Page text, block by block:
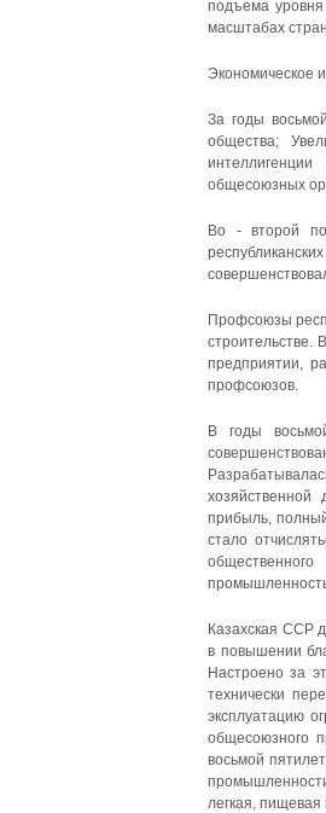
подъема
масштабах
Экономическое
За годы
общества;
общесоюзных
Во - второй
Профсоюзы
строительстве.
предприятии,
профсоюзов.
В годы
прибыль,
стало
промышленность
Казахская ССР
в повышении
Настроено за
технически
эксплуатацию
общесоюзного
восьмой
легкая,